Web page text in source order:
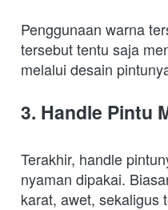
Penggunaan warna
tersebut tentu saja
melalui desain
3. Handle Pintu
Terakhir, handle
nyaman dipakai.
karat, awet, sekaligus